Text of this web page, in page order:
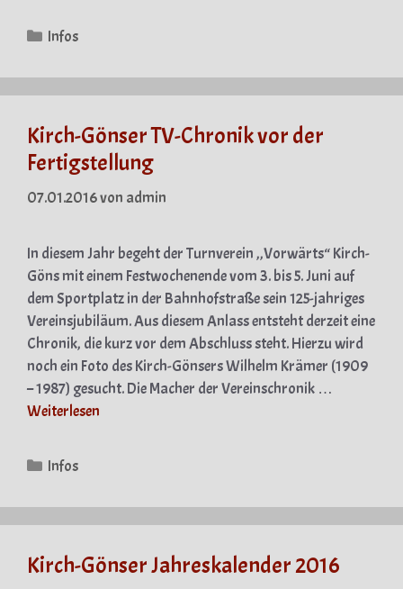
Kategorien
Infos
Kirch-Gönser TV-Chronik vor der
Fertigstellung
07.01.2016von admin
In diesem Jahr begeht der Turnverein ,,Vorwärts“ Kirch-
Göns mit einem Festwochenende vom 3. bis 5. Juni auf
dem Sportplatz in der Bahnhofstraße sein 125-jahriges
Vereinsjubiläum. Aus diesem Anlass entsteht derzeit eine
Chronik, die kurz vor dem Abschluss steht. Hierzu wird
noch ein Foto des Kirch-Gönsers Wilhelm Krämer (1909
– 1987) gesucht. Die Macher der Vereinschronik …
Weiterlesen
Kategorien
Infos
Kirch-Gönser Jahreskalender 2016